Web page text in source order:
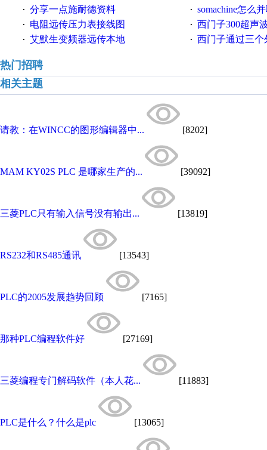
· 分享一点施耐德资料 · somachine怎么
· 电阻远传压力表接线图 · 西门子300超声波
· 艾默生变频器远传本地 · 西门子通过三个外
热门招聘
相关主题
请教：在WINCC的图形编辑器中... [8202]
MAM KY02S PLC 是哪家生产的... [39092]
三菱PLC只有输入信号没有输出... [13819]
RS232和RS485通讯 [13543]
PLC的2005发展趋势回顾 [7165]
那种PLC编程软件好 [27169]
三菱编程专门解码软件（本人花... [11883]
PLC是什么？什么是plc [13065]